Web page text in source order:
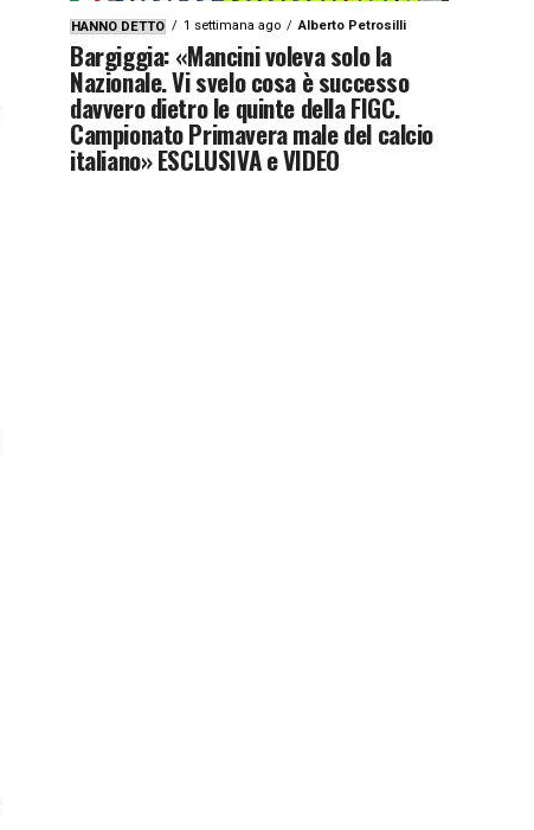
HANNO DETTO 1 settimana ago Alberto Petrosilli
Bargiggia: «Mancini voleva solo la
Nazionale. Vi svelo cosa è successo
davvero dietro le quinte della FIGC.
Campionato Primavera male del calcio
italiano» ESCLUSIVA e VIDEO